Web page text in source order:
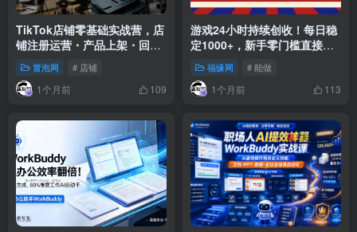
TikTok店铺零基础实战营，店
铺注册运营・产品上架・回款
物流・内容拍摄剪辑等 ，跨境
小白从0到1落地课
冒泡网 # 店铺
1个月前 109
游戏24小时持续创收！每日稳
定1000+，新手零门槛直接入
局，碎片时间就能做！
福缘网 # 能做
1个月前 113